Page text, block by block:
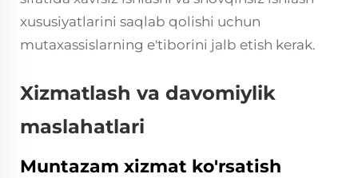
xususiyatlarini saqlab qolishi uchun
mutaxassislarning e'tiborini jalb etish kerak.
Xizmatlash va davomiylik
maslahatlari
Muntazam xizmat ko'rsatish